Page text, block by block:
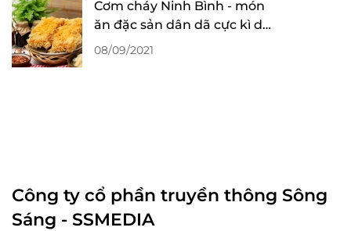
Cơm cháy Ninh Bình - món
ăn đặc sản dân dã cực kì dễ
ăn dễ ghiền
08/09/2021
Công ty cổ phần truyền thông Sông
Sáng - SSMEDIA